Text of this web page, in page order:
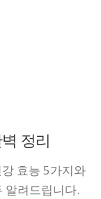
정리
강 효능 5가지와
알려드립니다.